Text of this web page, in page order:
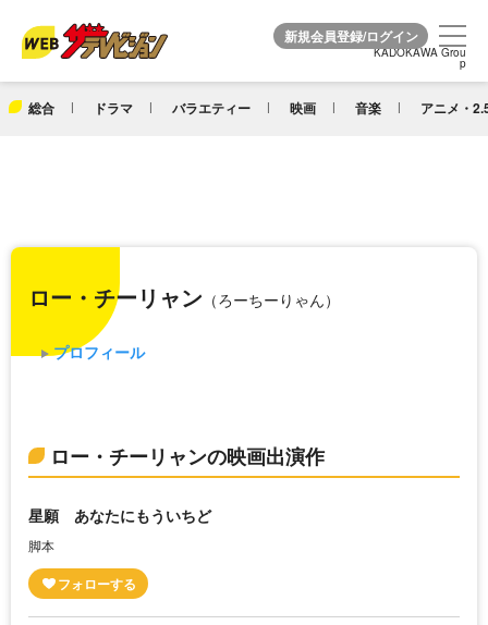
KADOKAWA Grou
p
総合 ドラマ バラエティー 映画 音楽 アニメ・
KADOKAWA Grou
p
ロー・チーリャン （ろーちーりゃん）
プロフィール
ロー・チーリャンの映画出演作
星願 あなたにもういちど
脚本